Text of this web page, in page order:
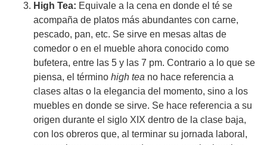
High Tea: Equivale a la cena en donde el té se
acompaña de platos más abundantes con carne,
pescado, pan, etc. Se sirve en mesas altas de
comedor o en el mueble ahora conocido como
bufetera, entre las 5 y las 7 pm. Contrario a lo que se
piensa, el término high tea no hace referencia a
clases altas o la elegancia del momento, sino a los
muebles en donde se sirve. Se hace referencia a su
origen durante el siglo XIX dentro de la clase baja,
con los obreros que, al terminar su jornada laboral,